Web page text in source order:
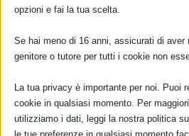
19 Marzo 2013
RISPONDI
opzioni e fai la tua scelta.
Se hai meno di 16 anni, assicurati di
genitore o tutore per tutti i cookie non
La tua privacy è importante per noi. Puoi
cookie in qualsiasi momento. Per
utilizziamo i dati, leggi la nostra politica
le tue preferenze in qualsiasi momento